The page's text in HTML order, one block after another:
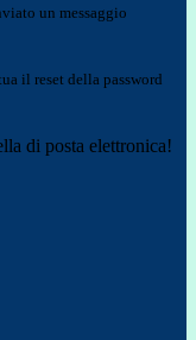
un messaggio
il reset della password
di posta elettronica!